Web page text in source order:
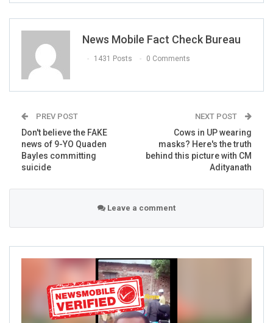
ALSO READ:
excess cow urine as…
FACT CHECK
NewsMobile fact-checked the above picture and found it
News Mobile Fact Check Bureau
1431 Posts 0 Comments
PREV POST
Don't believe the FAKE
news of 9-YO Quaden
Bayles committing
suicide
NEXT POST
Cows in UP wearing
masks? Here's the truth
behind this picture with CM
Adityanath
Leave a comment